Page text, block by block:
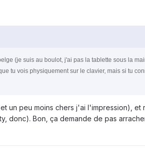
(je suis au boulot, j'ai pas la tablette sous la
tu vois physiquement sur le clavier, mais si tu
un peu moins chers j'ai l'impression), et
donc). Bon, ça demande de pas